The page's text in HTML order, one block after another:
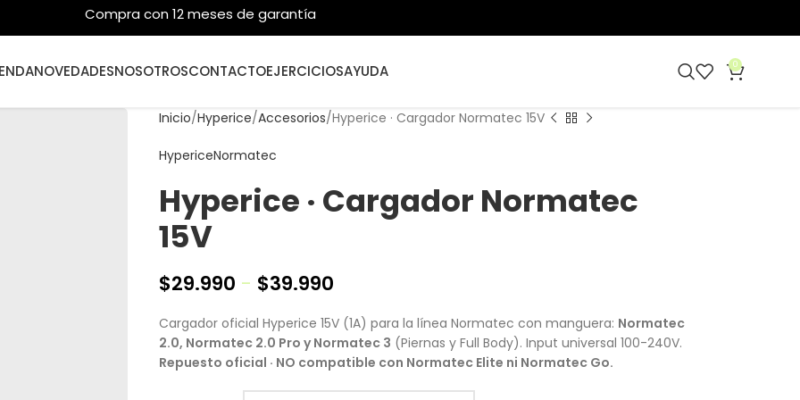
Compra con 12 meses de garantía
NOVEDADESNOSOTROSCONTACTOEJERCICIOSAYUDA 0
Inicio Hyperice Accesorios Hyperice · Cargador Normatec 15V
HypericeNormatec
Hyperice · Cargador Normatec
15V
$29.990 - $39.990
Cargador oficial Hyperice 15V (1A) para la línea Normatec con manguera: Normatec
2.0, Normatec 2.0 Pro y Normatec 3 (Piernas y Full Body). Input universal 100-240V.
Repuesto oficial · NO compatible con Normatec Elite ni Normatec Go.